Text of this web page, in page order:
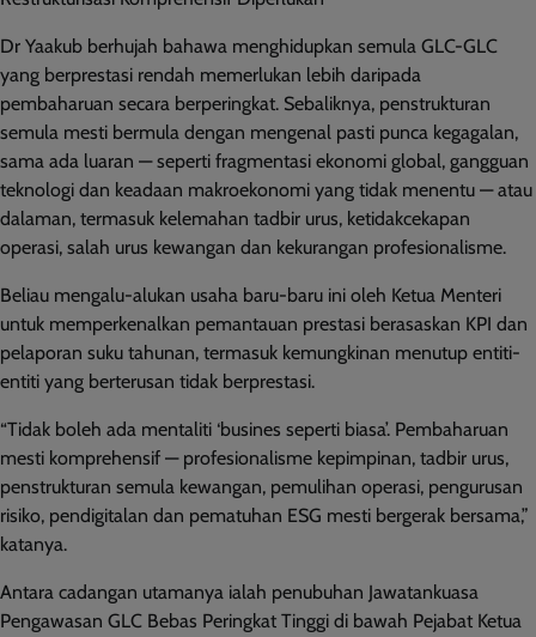
Dr Yaakub berhujah bahawa menghidupkan semula GLC-GLC
yang berprestasi rendah memerlukan lebih daripada
pembaharuan secara berperingkat. Sebaliknya, penstrukturan
semula mesti bermula dengan mengenal pasti punca kegagalan,
sama ada luaran — seperti fragmentasi ekonomi global, gangguan
teknologi dan keadaan makroekonomi yang tidak menentu — atau
dalaman, termasuk kelemahan tadbir urus, ketidakcekapan
operasi, salah urus kewangan dan kekurangan profesionalisme.
Beliau mengalu-alukan usaha baru-baru ini oleh Ketua Menteri
untuk memperkenalkan pemantauan prestasi berasaskan KPI dan
pelaporan suku tahunan, termasuk kemungkinan menutup entiti-
entiti yang berterusan tidak berprestasi.
“Tidak boleh ada mentaliti ‘busines seperti biasa’. Pembaharuan
mesti komprehensif — profesionalisme kepimpinan, tadbir urus,
penstrukturan semula kewangan, pemulihan operasi, pengurusan
risiko, pendigitalan dan pematuhan ESG mesti bergerak bersama,”
katanya.
Antara cadangan utamanya ialah penubuhan Jawatankuasa
Pengawasan GLC Bebas Peringkat Tinggi di bawah Pejabat Ketua